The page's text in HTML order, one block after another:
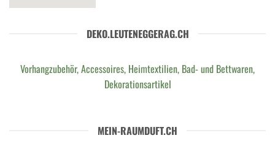
DEKO.LEUTENEGGERAG.CH
Vorhangzubehör, Accessoires, Heimtextilien, Bad- und Bettwaren,
Dekorationsartikel
MEIN-RAUMDUFT.CH